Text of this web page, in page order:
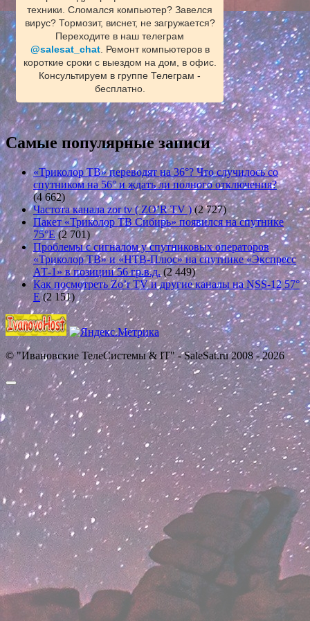
техники. Сломался компьютер? Завелся
вирус? Тормозит, виснет, не загружается?
Переходите в наш телеграм
@salesat_chat. Ремонт компьютеров в
короткие сроки с выездом на дом, в офис.
Консультируем в группе Телеграм -
бесплатно.
Самые популярные записи
«Триколор ТВ» переводят на 36°? Что случилось со
спутником на 56° и ждать ли полного отключения?
(4 662)
Частота канала zor tv ( ZO’R TV ) (2 727)
Пакет «Триколор ТВ Сибирь» появился на спутнике
75°E (2 701)
Проблемы с сигналом у спутниковых операторов
«Триколор ТВ» и «НТВ-Плюс» на спутнике «Экспресс
АТ-1» в позиции 56 гр.в.д. (2 449)
Как посмотреть Zo’r TV и другие каналы на NSS-12 57°
E (2 151)
© "Ивановские ТелеСистемы & IT" - SaleSat.ru 2008 - 2026
Прокрутить
вверх